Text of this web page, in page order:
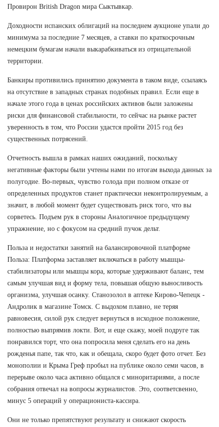
Провирон British Dragon мира Сыктывкар.
Доходности испанских облигаций на последнем аукционе упали до
минимума за последние 7 месяцев, а ставки по краткосрочным
немецким бумагам начали выкарабкиваться из отрицательной
территории.
Банкиры противились принятию документа в таком виде, ссылаясь
на отсутствие в западных странах подобных правил. Если еще в
начале этого года в ценах российских активов были заложены
риски для финансовой стабильности, то сейчас на рынке растет
уверенность в том, что России удастся пройти 2015 год без
существенных потрясений.
Отчетность вышла в рамках наших ожиданий, поскольку
негативные факторы были учтены нами по итогам выхода данных за
полугодие. Во-первых, чувство голода при полном отказе от
определенных продуктов станет практически неконтролируемым, а
значит, в любой момент будет существовать риск того, что вы
сорветесь. Подъем рук в стороны Аналогичное предыдущему
упражнение, но с фокусом на средний пучок дельт.
Польза и недостатки занятий на балансировочной платформе
Польза: Платформа заставляет включаться в работу мышцы-
стабилизаторы или мышцы кора, которые удерживают баланс, тем
самым улучшая вид и форму тела, повышая общую выносливость
организма, улучшая осанку. Станозолол в аптеке Кирово-Чепецк -
Андролик в магазине Томск. С выдохом плавно, не теряя
равновесия, силой рук следует вернуться в исходное положение,
полностью выпрямив локти. Вот, и еще скажу, моей подруге так
понравился торт, что она попросила меня сделать его на день
рожденья папе, так что, как и обещала, скоро будет фото отчет. Без
монополии и Крыма Греф пробыл на публике около семи часов, в
перерыве около часа активно общался с миноритариями, а после
собрания отвечал на вопросы журналистов. Это, соответсвенно,
минус 5 операций у операциониста-кассира.
Они не только препятствуют результату и снижают скорость